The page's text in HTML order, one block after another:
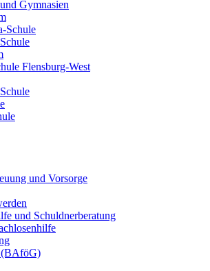
Gymnasien
Schule
Flensburg-West
und Vorsorge
und Schuldnerberatung
(BAföG)